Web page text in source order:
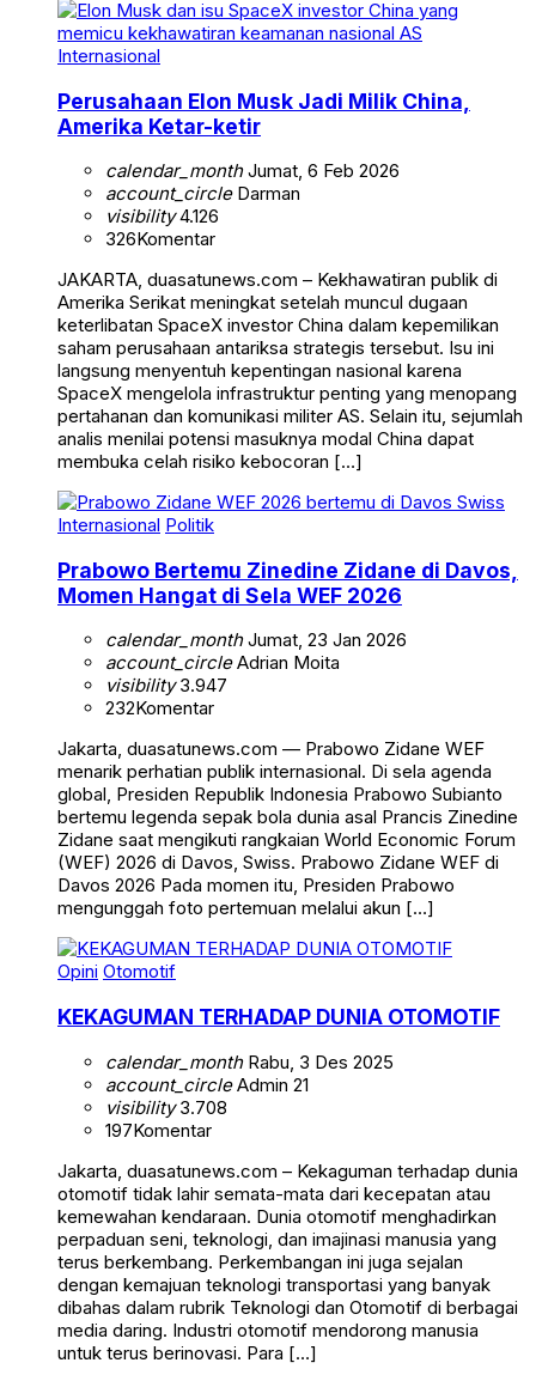
Internasional
Perusahaan Elon Musk Jadi Milik China,
Amerika Ketar-ketir
calendar_monthJumat, 6 Feb 2026
account_circleDarman
visibility4.126
326Komentar
JAKARTA, duasatunews.com – Kekhawatiran publik di
Amerika Serikat meningkat setelah muncul dugaan
keterlibatan SpaceX investor China dalam kepemilikan
saham perusahaan antariksa strategis tersebut. Isu ini
langsung menyentuh kepentingan nasional karena
SpaceX mengelola infrastruktur penting yang menopang
pertahanan dan komunikasi militer AS. Selain itu, sejumlah
analis menilai potensi masuknya modal China dapat
membuka celah risiko kebocoran […]
Internasional Politik
Prabowo Bertemu Zinedine Zidane di Davos,
Momen Hangat di Sela WEF 2026
calendar_monthJumat, 23 Jan 2026
account_circleAdrian Moita
visibility3.947
232Komentar
Jakarta, duasatunews.com — Prabowo Zidane WEF
menarik perhatian publik internasional. Di sela agenda
global, Presiden Republik Indonesia Prabowo Subianto
bertemu legenda sepak bola dunia asal Prancis Zinedine
Zidane saat mengikuti rangkaian World Economic Forum
(WEF) 2026 di Davos, Swiss. Prabowo Zidane WEF di
Davos 2026 Pada momen itu, Presiden Prabowo
mengunggah foto pertemuan melalui akun […]
Opini Otomotif
KEKAGUMAN TERHADAP DUNIA OTOMOTIF
calendar_monthRabu, 3 Des 2025
account_circleAdmin 21
visibility3.708
197Komentar
Jakarta, duasatunews.com – Kekaguman terhadap dunia
otomotif tidak lahir semata-mata dari kecepatan atau
kemewahan kendaraan. Dunia otomotif menghadirkan
perpaduan seni, teknologi, dan imajinasi manusia yang
terus berkembang. Perkembangan ini juga sejalan
dengan kemajuan teknologi transportasi yang banyak
dibahas dalam rubrik Teknologi dan Otomotif di berbagai
media daring. Industri otomotif mendorong manusia
untuk terus berinovasi. Para […]